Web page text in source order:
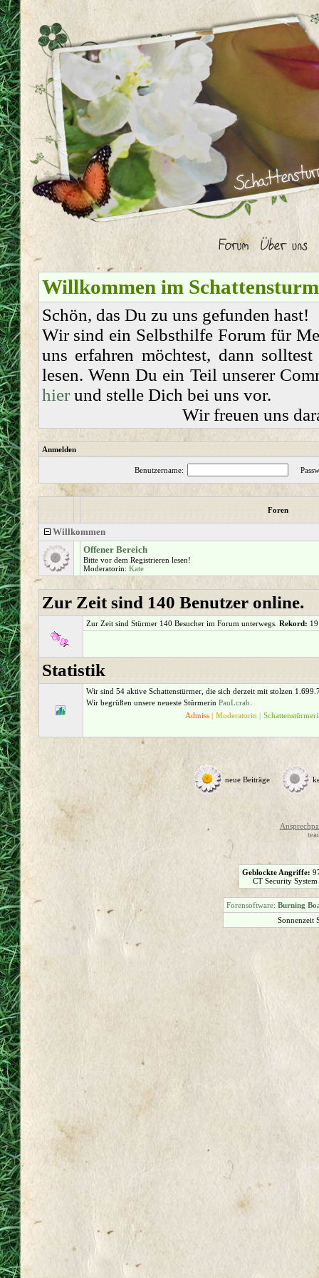
Willkommen im
Schön, das Du zu uns gefunden hast!
Wir sind ein Selbsthilfe Forum für
uns erfahren möchtest, dann
lesen. Wenn Du ein Teil unserer
hierund stelle Dich bei uns vor.
Wir freuen uns
Anmelden
Benutzername:
Foren
Willkommen
Offener Bereich
Bitte vor dem Registrieren lesen!
Moderatorin: Kate
Zur Zeit sind 140 Benutzer online.
Zur Zeit sind Stürmer 140 Besucher im Forum unterwegs. Rekord:
Statistik
Wir sind 54 aktive Schattenstürmer, die sich derzeit mit stolzen
Wir begrüßen unsere neueste Stürmerin PauLcrab
Admiss | Moderatorin |
neue Beiträge
Geblockte Angriffe:
CT Security
Forensoftware: Burning
Sonnenzeit